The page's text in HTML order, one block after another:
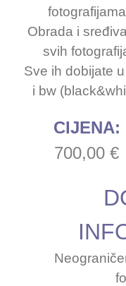
fotografijama
Obrada i
svih
Sve ih dobijate
i bw
CIJENA:
700,00 €